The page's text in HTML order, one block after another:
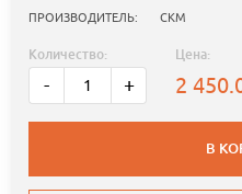
ПРОИЗВОДИТЕЛЬ: СКМ
Количество:
- +
Цена:
2
В